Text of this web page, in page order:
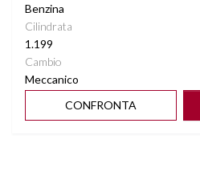
Benzina
Cilindrata
1.199
Cambio
Meccanico
CONFRONTA